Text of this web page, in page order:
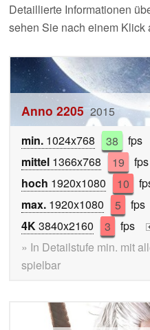
Detaillierte Informationen
sehen Sie nach einem Klick
Anno 2205 2015
min. 1024x768 38 fps
mittel 1366x768 19
hoch 1920x1080 10
max. 1920x1080 5 fps
4K3840x2160 3 fps
» In Detailstufe min. mit
spielbar